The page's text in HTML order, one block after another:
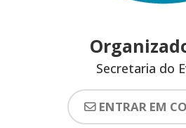
Secretaria do
ENTRAR EM